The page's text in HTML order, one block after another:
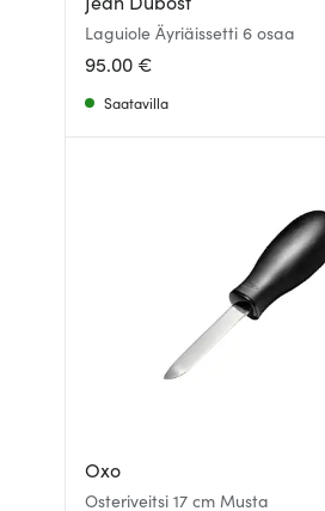
Laguiole Äyriäissetti 6 osaa
95.00 €
Saatavilla
Oxo
Osteriveitsi 17 cm Musta